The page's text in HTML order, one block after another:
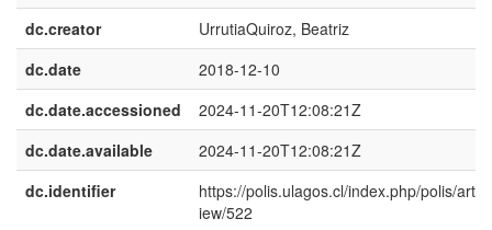
dc.creator
UrrutiaQuiroz, Beatriz
dc.date
2018-12-10
dc.date.accessioned
2024-11-20T12:08:21Z
dc.date.available
2024-11-20T12:08:21Z
dc.identifier
https://polis.ulagos.cl/index.php/polis/
iew/522